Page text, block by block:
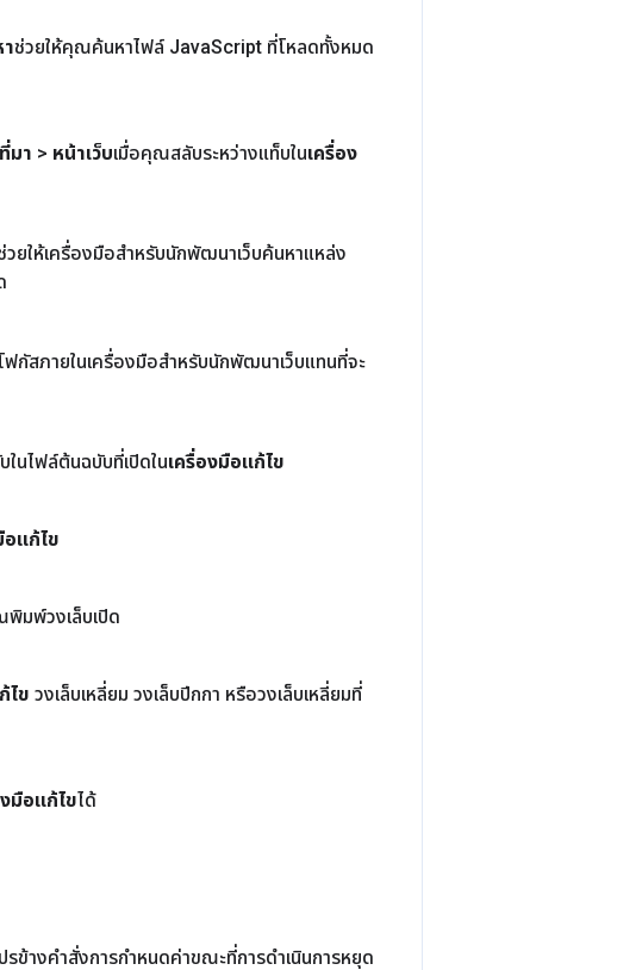
ช่วยให้คุณค้นหาไฟล์ JavaScript ที่โหลดทั้งหมด
มา > หน้าเว็บเมื่อคุณสลับระหว่างแท็บในเครื่อง
วยให้เครื่องมือสำหรับนักพัฒนาเว็บค้นหาแหล่ง
ฟกัสภายในเครื่องมือสำหรับนักพัฒนาเว็บแทนที่จะ
ในไฟล์ต้นฉบับที่เปิดในเครื่องมือแก้ไข
อแก้ไข
มพ์วงเล็บเปิด
ไข วงเล็บเหลี่ยม วงเล็บปีกกา หรือวงเล็บเหลี่ยมที่
มือแก้ไขได้
ข้างคำสั่งการกําหนดค่าขณะที่การดําเนินการหยุด